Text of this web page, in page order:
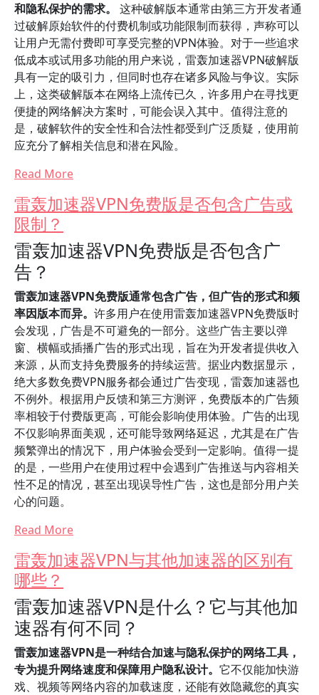
和隐私保护的需求。
这种破解版本通常由第三方开发者通
过破解原始软件的付费机制或功能限制而获得，声称可以
让用户无需付费即可享受完整的VPN体验。对于一些追求
低成本或试用多功能的用户来说，雷轰加速器VPN破解版
具有一定的吸引力，但同时也存在诸多风险与争议。实际
上，这类破解版本在网络上流传已久，许多用户在寻找更
便捷的网络解决方案时，可能会误入其中。值得注意的
是，破解软件的安全性和合法性都受到广泛质疑，使用前
应充分了解相关信息和潜在风险。
Read More
雷轰加速器VPN免费版是否包含广告或
限制？
雷轰加速器VPN免费版是否包含广
告？
雷轰加速器VPN免费版通常包含广告，但广告的形式和频
率因版本而异。 许多用户在使用雷轰加速器VPN免费版时
会发现，广告是不可避免的一部分。这些广告主要以弹
窗、横幅或插播广告的形式出现，旨在为开发者提供收入
来源，从而支持免费服务的持续运营。据业内数据显示，
绝大多数免费VPN服务都会通过广告变现，雷轰加速器也
不例外。根据用户反馈和第三方测评，免费版本的广告频
率相较于付费版更高，可能会影响使用体验。广告的出现
不仅影响界面美观，还可能导致网络延迟，尤其是在广告
频繁弹出的情况下，用户体验会受到一定影响。值得一提
的是，一些用户在使用过程中会遇到广告推送与内容相关
性不足的情况，甚至出现误导性广告，这也是部分用户关
心的问题。
Read More
雷轰加速器VPN与其他加速器的区别有
哪些？
雷轰加速器VPN是什么？它与其他加
速器有何不同？
雷轰加速器VPN是一种结合加速与隐私保护的网络工具，
专为提升网络速度和保障用户隐私设计。 它不仅能加快游
戏、视频等网络内容的加载速度，还能有效隐藏您的真实